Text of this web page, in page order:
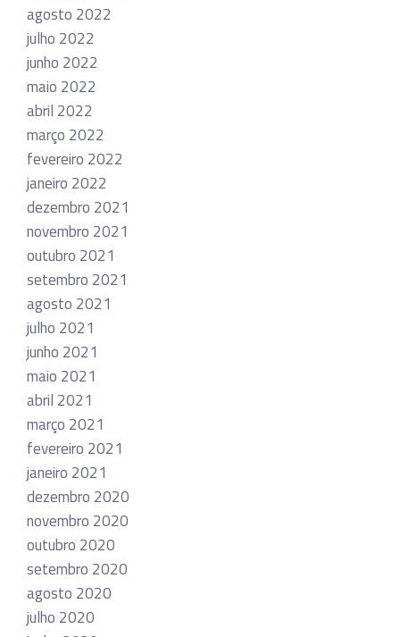
agosto 2022
julho 2022
junho 2022
maio 2022
abril 2022
março 2022
fevereiro 2022
janeiro 2022
dezembro 2021
novembro 2021
outubro 2021
setembro 2021
agosto 2021
julho 2021
junho 2021
maio 2021
abril 2021
março 2021
fevereiro 2021
janeiro 2021
dezembro 2020
novembro 2020
outubro 2020
setembro 2020
agosto 2020
julho 2020